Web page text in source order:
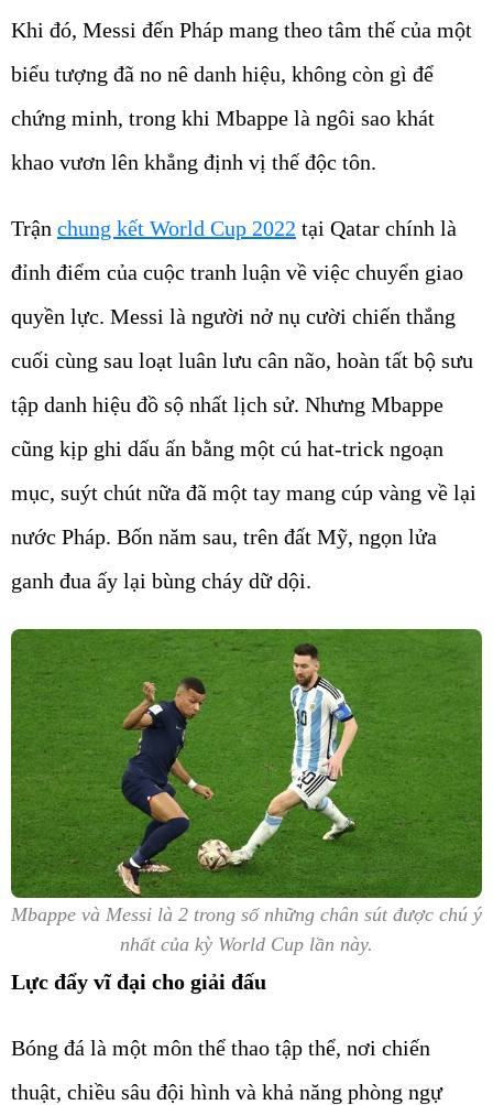
Khi đó, Messi đến Pháp mang theo tâm thế của một
biểu tượng đã no nê danh hiệu, không còn gì để
chứng minh, trong khi Mbappe là ngôi sao khát
khao vươn lên khẳng định vị thế độc tôn.
Trận chung kết World Cup 2022 tại Qatar chính là
đỉnh điểm của cuộc tranh luận về việc chuyển giao
quyền lực. Messi là người nở nụ cười chiến thắng
cuối cùng sau loạt luân lưu cân não, hoàn tất bộ sưu
tập danh hiệu đồ sộ nhất lịch sử. Nhưng Mbappe
cũng kịp ghi dấu ấn bằng một cú hat-trick ngoạn
mục, suýt chút nữa đã một tay mang cúp vàng về lại
nước Pháp. Bốn năm sau, trên đất Mỹ, ngọn lửa
ganh đua ấy lại bùng cháy dữ dội.
Mbappe và Messi là 2 trong số những chân sút được chú ý
nhất của kỳ World Cup lần này.
Lực đẩy vĩ đại cho giải đấu
Bóng đá là một môn thể thao tập thể, nơi chiến
thuật, chiều sâu đội hình và khả năng phòng ngự